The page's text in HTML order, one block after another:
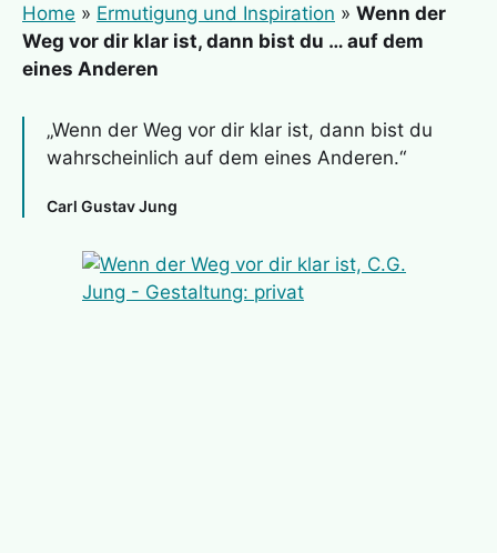
Home » Ermutigung und Inspiration » Wenn der
Weg vor dir klar ist, dann bist du … auf dem
eines Anderen
„Wenn der Weg vor dir klar ist, dann bist du
wahrscheinlich auf dem eines Anderen.“
Carl Gustav Jung